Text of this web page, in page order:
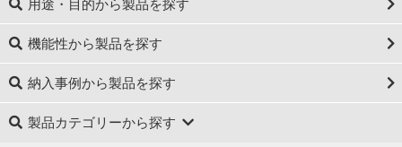
用途・目的から製品を探す
機能性から製品を探す
納入事例から製品を探す
製品カテゴリーから探す